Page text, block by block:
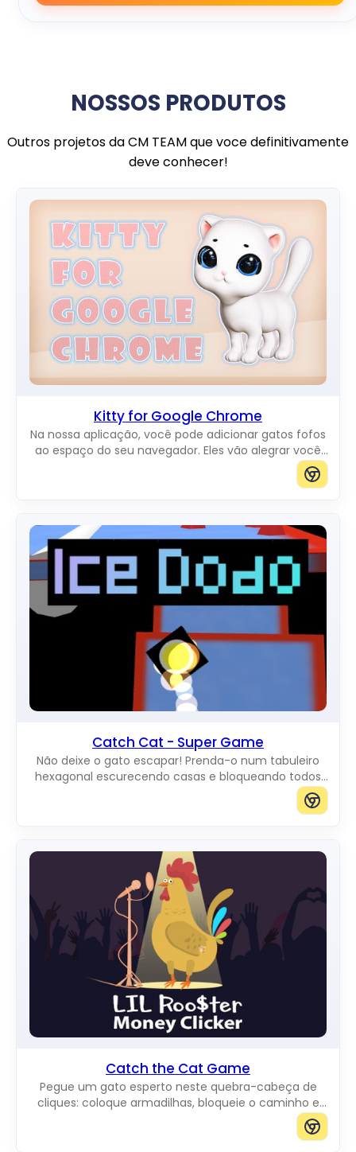
NOSSOS PRODUTOS
Outros projetos da CM TEAM que voce definitivamente
deve conhecer!
Kitty for Google Chrome
Na nossa aplicação, você pode adicionar gatos fofos
ao espaço do seu navegador. Eles vão alegrar você
enquanto se movem pela tela. Você pode adicionar
Catch Cat - Super Game
Não deixe o gato escapar! Prenda-o num tabuleiro
hexagonal escurecendo casas e bloqueando todos
Catch the Cat Game
Pegue um gato esperto neste quebra-cabeça de
cliques: coloque armadilhas, bloqueie o caminho e